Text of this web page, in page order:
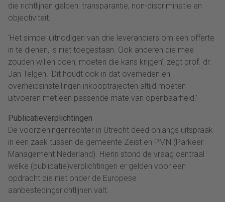
die richtlijnen gelden: transparantie, non-discriminatie en
objectiviteit.
‘Het simpel uitnodigen van drie leveranciers om een offerte
in te dienen, is niet toegestaan. Ook anderen die mee
zouden willen doen, moeten die kans krijgen’, zegt prof. dr.
Jan Telgen. ‘Dit houdt ook in dat overheden en
overheidsinstellingen inkooptrajecten altijd moeten
uitvoeren met een passende mate van openbaarheid.’
Publicatieverplichtingen
De voorzieningenrechter in Utrecht deed onlangs uitspraak
in een zaak tussen de gemeente Zeist en PMN (Parkeer
Management Nederland). Hierin stond de vraag centraal
welke (publicatie)verplichtingen er gelden voor een
opdracht die niet onder de Europese
aanbestedingsrichtlijnen valt.